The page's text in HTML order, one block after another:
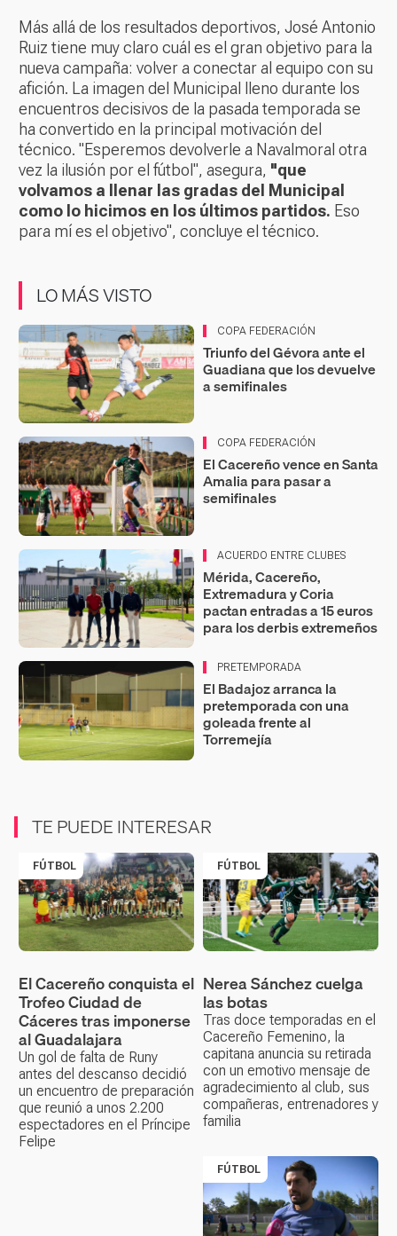
Más allá de los resultados deportivos, José Antonio
Ruiz tiene muy claro cuál es el gran objetivo para la
nueva campaña: volver a conectar al equipo con su
afición. La imagen del Municipal lleno durante los
encuentros decisivos de la pasada temporada se
ha convertido en la principal motivación del
técnico. "Esperemos devolverle a Navalmoral otra
vez la ilusión por el fútbol", asegura, "que
volvamos a llenar las gradas del Municipal
como lo hicimos en los últimos partidos. Eso
para mí es el objetivo", concluye el técnico.
LO MÁS VISTO
COPA FEDERACIÓN
Triunfo del Gévora ante el
Guadiana que los devuelve
a semifinales
COPA FEDERACIÓN
El Cacereño vence en Santa
Amalia para pasar a
semifinales
ACUERDO ENTRE CLUBES
Mérida, Cacereño,
Extremadura y Coria
pactan entradas a 15 euros
para los derbis extremeños
PRETEMPORADA
El Badajoz arranca la
pretemporada con una
goleada frente al
Torremejía
TE PUEDE INTERESAR
FÚTBOL
El Cacereño conquista el
Trofeo Ciudad de
Cáceres tras imponerse
al Guadalajara
Un gol de falta de Runy
antes del descanso decidió
un encuentro de preparación
que reunió a unos 2.200
espectadores en el Príncipe
Felipe
FÚTBOL
Nerea Sánchez cuelga
las botas
Tras doce temporadas en el
Cacereño Femenino, la
capitana anuncia su retirada
con un emotivo mensaje de
agradecimiento al club, sus
compañeras, entrenadores y
familia
FÚTBOL